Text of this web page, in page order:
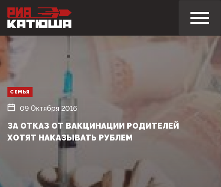
СЕМЬЯ
09 Октября 2016
ЗА ОТКАЗ ОТ ВАКЦИНАЦИИ РОДИТЕЛЕЙ
ХОТЯТ НАКАЗЫВАТЬ РУБЛЕМ